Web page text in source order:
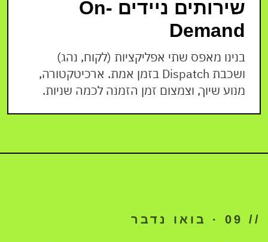
שירותים ניידים On-
Demand
בנינו מאפס שתי אפליקציות (לקוח, נהג)
ושכבת Dispatch בזמן אמת. ארכיטקטורה,
מנוע שיוך, וצמצום זמן הזמנה לכמה שניות.
// 09 · בואו נדבר